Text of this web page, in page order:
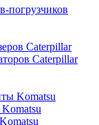
погрузчиков
Caterpillar
Caterpillar
Komatsu